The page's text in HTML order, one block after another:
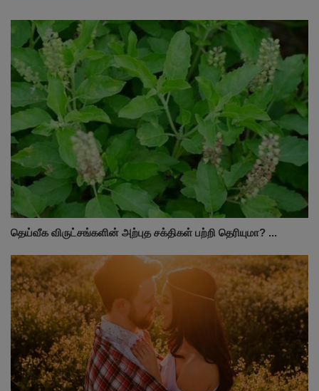
தெய்வீக விருட்சங்களின் அற்புத சக்திகள் பற்றி தெரியுமா? ...